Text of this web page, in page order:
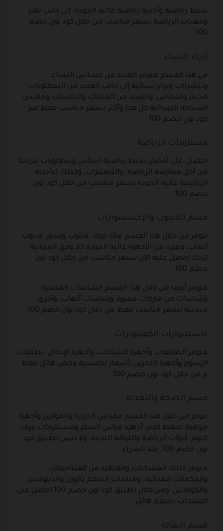
شنط رياضية وأحذية رياضية عالية الجودة، إلى جانب بلايز
ومعدات الرياضة بسعر مناسب من خلال كود نون خصم
100.
أزياء النساء
في هذا القسم متوفر العديد من فساتين النساء،
وتيشرتات وبرايز نسائية إلى جانب العديد من البنطلونات
الجينز والقماش، والعديد من العبايات والجلابيات وملابس
السباحة النسائية كل هذا وأكثر بسعر مناسب فقط عبر
كود نون خصم 100.
مستلزمات الرياضة
احصلي على أفضل شنط رياضية اديداس وبنطلونات مريحة
من أجل ممارسة الرياضة، والليغينزات، وكذلك لبأحذية
الرياضية عالية الجودة بسعر مناسب من خلال كود نون
خصم 100.
قسم اللابتوب والإكسسوارات
يتوفر من خلال هذا القسم ماك بوك، لابتوب ويندوز، لابتوب
ألعاب، وغيره من الأجهزة عالية الجودة كلا وفق الميزانية
لديك احصل عليه الآن بسعر مناسب من خلال كود نون
خصم 100.
متوفر أيضا من خلال هذا القسم الشاشات المكتبية
وشاشات من ماركات مميزة، وشاشات ألهاب، وأخرى
منحنية بسعر مناسب فقط من خلال كود نون خصم 100.
اكسسوارات الكمبيوترات
متوفر الطابعات وأجهزة الشبكات، وأجهزة الإدخال، بطلقات
الرسوم وأجهزة التخزين بأسعار تنافسية وخص هائل فقط
م من خلال كود نون خصم 100.
قسم الصحة والتغذية
يتوفر من خلال هذا القسم مقياس الحرارة والموازين وأجهزة
مراقبة ضغط الدم، أجهزة قياس السكر ومستلزمات غرف
النوم، أدوات الرياضة واللياقة البدنية، ولا تنس تطبيق كود
نون خصم 100، عند الشراء.
متوفر كذلك المسكنات والعظيد من الفيتامينات
والمكملات الغذائية، ومنتجات التحكم بالوزن والديتوكس
والكولاجين، ومن خلال تطبيق كود نون خصم 100 احصل على
المنتجات بخصم هائل.
قسم البقالة